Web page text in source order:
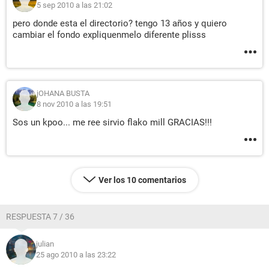
5 sep 2010 a las 21:02
pero donde esta el directorio? tengo 13 años y quiero
cambiar el fondo expliquenmelo diferente plisss
jOHANA BUSTA
8 nov 2010 a las 19:51
Sos un kpoo... me ree sirvio flako mill GRACIAS!!!
Ver los 10 comentarios
RESPUESTA 7 / 36
julian
25 ago 2010 a las 23:22